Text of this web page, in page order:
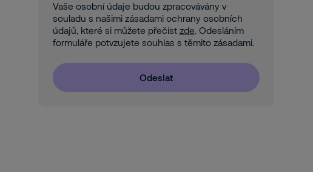
Vaše osobní údaje budou zpracovávány v
souladu s našimi zásadami ochrany osobních
údajů, které si můžete přečíst zde. Odesláním
formuláře potvzujete souhlas s těmito zásadami.
Odeslat